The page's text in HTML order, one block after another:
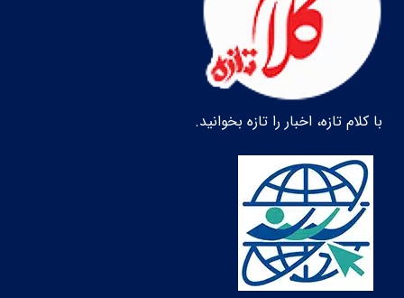
با کلام تازه، اخبار را تازه بخوانید.